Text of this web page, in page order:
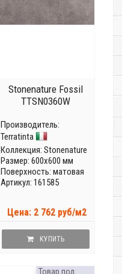
Stonenature Fossil
TTSN0360W
Производитель:
Terratinta
Коллекция: Stonenature
Размер: 600x600 мм
Поверхность: матовая
Артикул: 161585
Цена: 2 762 руб/м2
КУПИТЬ
Товар под